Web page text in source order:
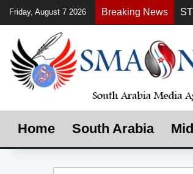
Friday, August 7 2026 Breaking News
Home South Arabia